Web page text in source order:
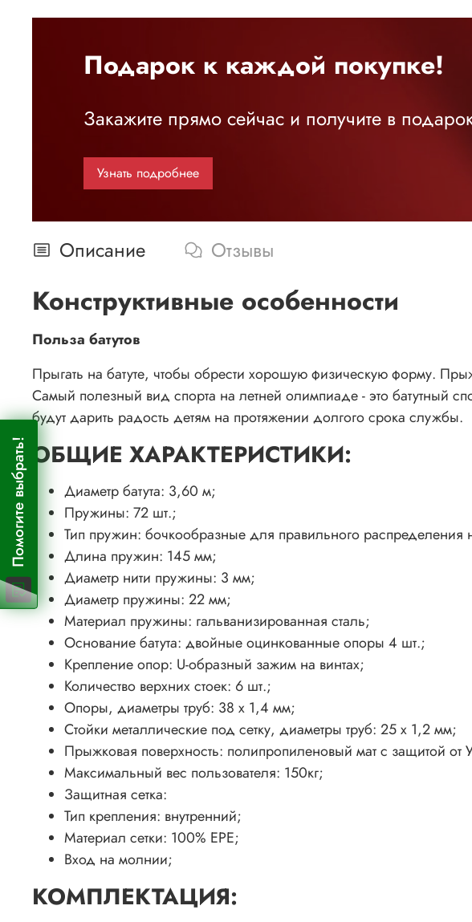
Помогите выбрать!
Подарок к каждой покупке!
Закажите прямо сейчас и получите в
Узнать подробнее
Описание Отзывы
Конструктивные особенности
Польза батутов
Прыгать на батуте, чтобы обрести хорошую физическую форму.
Самый полезный вид спорта на летней олимпиаде - это батутный
будут дарить радость детям на протяжении долгого срока службы.
ОБЩИЕ ХАРАКТЕРИСТИКИ:
Диаметр батута: 3,60 м;
Пружины: 72 шт.;
Тип пружин: бочкообразные для правильного распределения
Длина пружин: 145 мм;
Диаметр нити пружины: 3 мм;
Диаметр пружины: 22 мм;
Материал пружины: гальванизированная сталь;
Основание батута: двойные оцинкованные опоры 4 шт.;
Крепление опор: U-образный зажим на винтах;
Количество верхних стоек: 6 шт.;
Опоры, диаметры труб: 38 х 1,4 мм;
Стойки металлические под сетку, диаметры труб: 25 х 1,2 мм;
Прыжковая поверхность: полипропиленовый мат с защитой
Максимальный вес пользователя: 150кг;
Защитная сетка:
Тип крепления: внутренний;
Материал сетки: 100% EPE;
Вход на молнии;
КОМПЛЕКТАЦИЯ: